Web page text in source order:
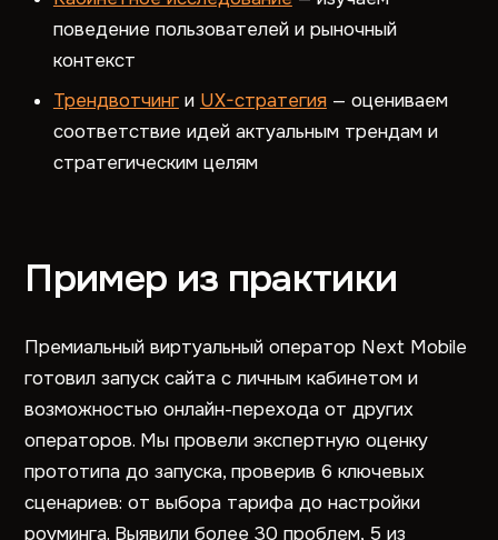
поведение пользователей и рыночный
контекст
Трендвотчинги UX-стратегия— оцениваем
соответствие идей актуальным трендам и
стратегическим целям
Пример из практики
Премиальный виртуальный оператор Next Mobile
готовил запуск сайта с личным кабинетом и
возможностью онлайн-перехода от других
операторов. Мы провели экспертную оценку
прототипа до запуска, проверив 6 ключевых
сценариев: от выбора тарифа до настройки
роуминга. Выявили более 30 проблем, 5 из